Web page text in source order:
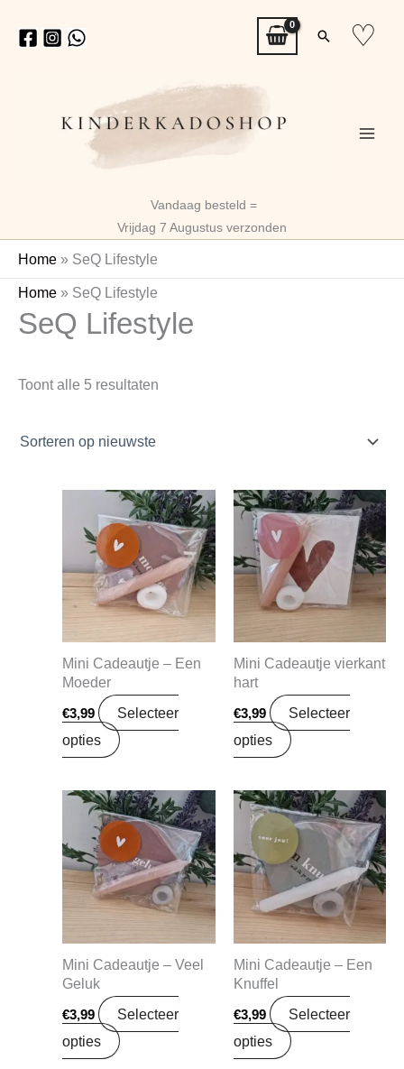
naar
Zoeken
♡
Vandaag besteld =
Vrijdag 7 Augustus verzonden
Home » SeQ Lifestyle
Home » SeQ Lifestyle
SeQ Lifestyle
Toont alle 5 resultaten
op
nieuwste
Mini Cadeautje – Een
Moeder
€3,99
Selecteer
opties
Mini Cadeautje vierkant
hart
€3,99
Selecteer
opties
Mini Cadeautje – Veel
Geluk
€3,99
Selecteer
opties
Mini Cadeautje – Een
Knuffel
€3,99
Selecteer
opties